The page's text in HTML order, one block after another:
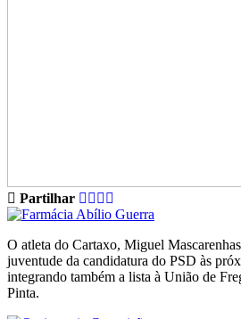
Partilhar
O atleta do Cartaxo, Miguel
juventude da candidatura do PSD às
integrando também a lista à União de
Pinta.